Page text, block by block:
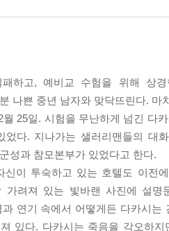
패하고, 예비교 수험을 위해 상
나쁜 중년 남자와 맞닥뜨린다. 마
월 25일. 시험을 무난하게 넘긴 다
었다. 지나가는 샐러리맨들의 대
성과 참모본부가 있었다고 한다.
신이 투숙하고 있는 호텔도 이전
가려져 있는 빛바랜 사진에 설
과 연기 속에서 어떻게든 다카시
있다. 다카시는 죽음을 각오하